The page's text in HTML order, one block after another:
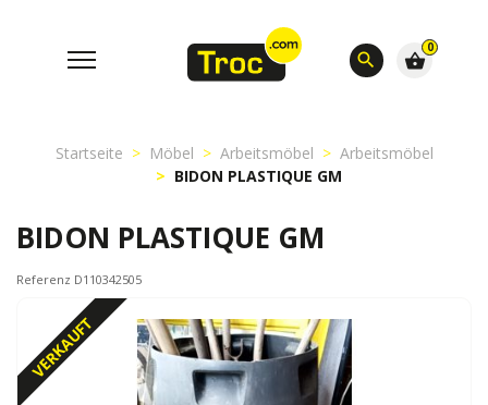
search
0
shopping_basket
Startseite Möbel Arbeitsmöbel
Arbeitsmöbel
BIDON PLASTIQUE GM
BIDON PLASTIQUE GM
Referenz D110342505
VERKAUFT